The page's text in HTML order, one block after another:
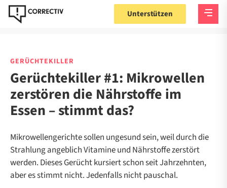
Unterstützen
GERÜCHTEKILLER
Gerüchtekiller #1: Mikrowellen
zerstören die Nährstoffe im
Essen – stimmt das?
Mikrowellengerichte sollen ungesund sein, weil durch die
Strahlung angeblich Vitamine und Nährstoffe zerstört
werden. Dieses Gerücht kursiert schon seit Jahrzehnten,
aber es stimmt nicht. Jedenfalls nicht pauschal.